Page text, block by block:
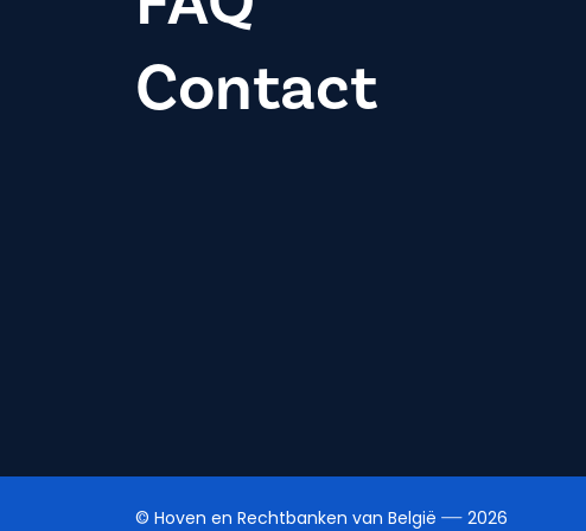
Contact
© Hoven en Rechtbanken van België 2026